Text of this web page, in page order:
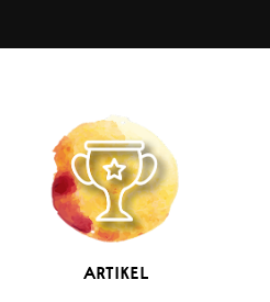
ARTIKEL